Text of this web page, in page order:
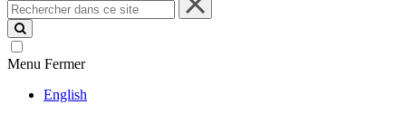
dans
ce
site
Menu Fermer
English